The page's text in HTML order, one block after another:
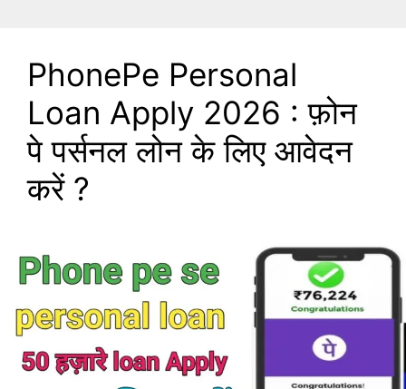
PhonePe Personal
Loan Apply 2026 : फ़ोन
पे पर्सनल लोन के लिए आवेदन
करें ?